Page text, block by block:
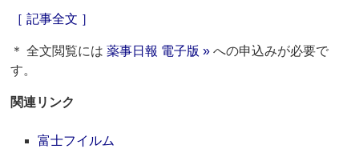
［ 記事全文 ］
＊ 全文閲覧には薬事日報 電子版 » への申込みが必要で
す。
関連リンク
富士フイルム